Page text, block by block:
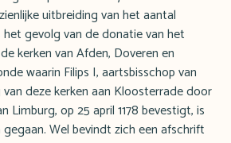
uitbreiding van het aantal
het gevolg van de donatie van het
kerken van Afden, Doveren en
waarin Filips I, aartsbisschop van
deze kerken aan Kloosterrade door
Limburg, op 25 april 1178 bevestigt, is
Wel bevindt zich een afschrift